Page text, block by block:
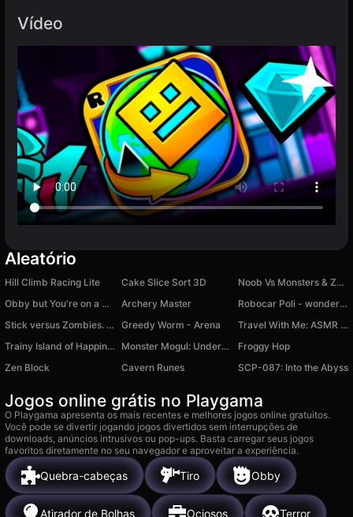
Vídeo
Aleatório
Hill Climb Racing Lite Cake Slice Sort 3D
Noob Vs Monsters & Zombies
Obby but You're on a Pogo
Archery Master
Robocar Poli - wonder puzzle
Stick versus Zombies. Survival.
Greedy Worm - Arena
Travel With Me: ASMR Edition
Trainy Island of Happiness
Monster Mogul: Underground Factory Tycoon
Froggy Hop
Zen Block
Cavern Runes SCP-087: Into the Abyss
Jogos online grátis no Playgama
O Playgama apresenta os mais recentes e melhores jogos online gratuitos.
Você pode se divertir jogando jogos divertidos sem interrupções de
downloads, anúncios intrusivos ou pop-ups. Basta carregar seus jogos
favoritos diretamente no seu navegador e aproveitar a experiência.
Quebra-cabeças Tiro Obby
Atirador de Bolhas Ociosos Terror